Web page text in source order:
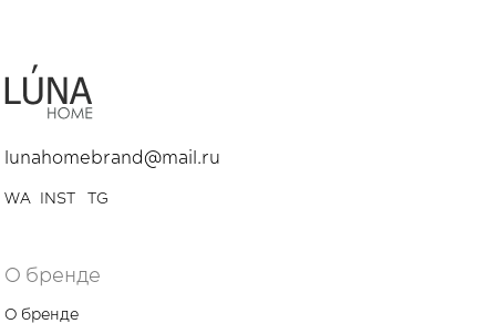
О бренде
О бренде
lunahomebrand@mail.ru
WA INST TG